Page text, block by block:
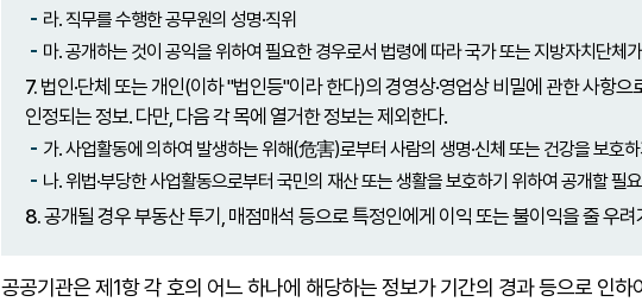
라. 직무를 수행한 공무원의 성명·직위
마. 공개하는 것이 공익을 위하여 필요한 경우로서 법령에 따라 국가 또는 지방자치단체
7. 법인·단체 또는 개인(이하 "법인등"이라 한다)의 경영상·영업상 비밀에 관한 사항
인정되는 정보. 다만, 다음 각 목에 열거한 정보는 제외한다.
가. 사업활동에 의하여 발생하는 위해(危害)로부터 사람의 생명·신체 또는 건강을 보호
나. 위법·부당한 사업활동으로부터 국민의 재산 또는 생활을 보호하기 위하여 공개할 필
8.공개될 경우 부동산 투기, 매점매석 등으로 특정인에게 이익 또는 불이익을 줄 우
공공기관은 제1항 각 호의 어느 하나에 해당하는 정보가 기간의 경과 등으로 인